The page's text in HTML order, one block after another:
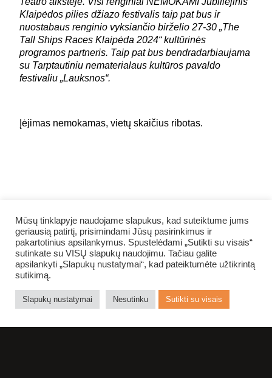
Klaipėdos pilies džiazo festivalis taip pat bus ir
nuostabaus renginio vyksiančio birželio 27-30 „The
Tall Ships Races Klaipėda 2024“ kultūrinės
programos partneris. Taip pat bus bendradarbiaujama
su Tarptautiniu nematerialaus kultūros pavaldo
festivaliu „Lauksnos“.
Įėjimas nemokamas, vietų skaičius ribotas.
GRĮŽTI ATGAL
NUOTRAUKŲ ALBUMAS
Mūsų tinklapyje naudojame slapukus, kad suteiktume jums
geriausią patirtį, prisimindami Jūsų pasirinkimus ir
pakartotinius apsilankymus. Spustelėdami „Sutikti su visais“
sutinkate su VISŲ slapukų naudojimu. Tačiau galite
apsilankyti „Slapukų nustatymai“, kad pateiktumėte užtikrintą
sutikimą.
Slapukų nustatymai Nesutinku Sutikti su visais